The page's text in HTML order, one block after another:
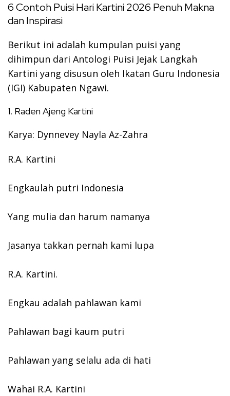
6 Contoh Puisi Hari Kartini 2026 Penuh Makna
dan Inspirasi
Berikut ini adalah kumpulan puisi yang
dihimpun dari Antologi Puisi Jejak Langkah
Kartini yang disusun oleh Ikatan Guru Indonesia
(IGI) Kabupaten Ngawi.
1. Raden Ajeng Kartini
Karya: Dynnevey Nayla Az-Zahra
R.A. Kartini
Engkaulah putri Indonesia
Yang mulia dan harum namanya
Jasanya takkan pernah kami lupa
R.A. Kartini.
Engkau adalah pahlawan kami
Pahlawan bagi kaum putri
Pahlawan yang selalu ada di hati
Wahai R.A. Kartini